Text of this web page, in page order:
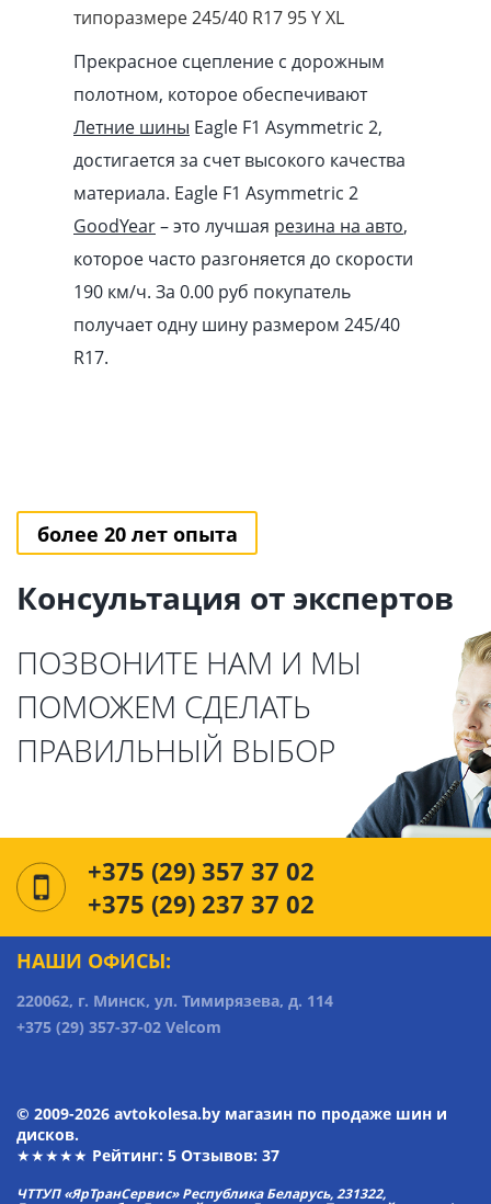
типоразмере 245/40 R17 95 Y XL
Прекрасное сцепление с дорожным
полотном, которое обеспечивают
Летние шины Eagle F1 Asymmetric 2,
достигается за счет высокого качества
материала. Eagle F1 Asymmetric 2
GoodYear– это лучшая резина на авто,
которое часто разгоняется до скорости
190 км/ч. За 0.00 pуб покупатель
получает одну шину размером 245/40
R17.
более 20 лет опыта
Консультация от экспертов
ПОЗВОНИТЕ НАМ И МЫ
ПОМОЖЕМ СДЕЛАТЬ
ПРАВИЛЬНЫЙ ВЫБОР
+375 (29) 357 37 02
+375 (29) 237 37 02
НАШИ ОФИСЫ:
220062, г. Минск, ул. Тимирязева, д. 114
+375 (29) 357-37-02 Velcom
© 2009-2026 avtokolesa.by магазин по продаже шин и
дисков.
★★★★★ Рейтинг: 5 Отзывов: 37
ЧТТУП «ЯрТранСервис» Республика Беларусь, 231322,